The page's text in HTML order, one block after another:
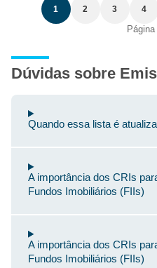
1 2 3 4
Página
Dúvidas sobre
Quando essa lista é
A importância dos CRIs
Fundos Imobiliários (FIIs)
A importância dos CRIs
Fundos Imobiliários (FIIs)